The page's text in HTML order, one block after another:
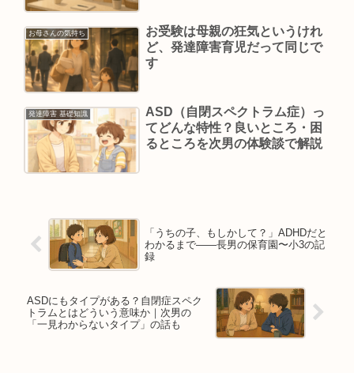
お母さんの気持ち
お受験は母親の狂気というけれ
ど、発達障害育児だって同じで
す
発達障害 基礎知識
ASD（自閉スペクトラム症）っ
てどんな特性？良いところ・困
るところを次男の体験談で解説
「うちの子、もしかして？」ADHDだと
わかるまで——長男の保育園〜小3の記
録
ASDにもタイプがある？自閉症スペク
トラムとはどういう意味か｜次男の
「一見わからないタイプ」の話も